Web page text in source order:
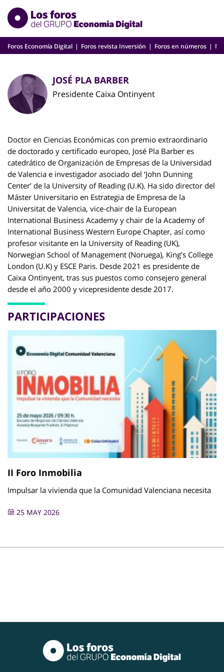
Skip
content
Foros Economía Digital Foros revista Inversión Foros en números
JOSÉ PLA BARBER
Presidente Caixa Ontinyent
Doctor en Ciencias Económicas con premio extraordinario
de doctorado y certificado europeo, José Pla Barber es
catedrático de Organización de Empresas de la Universidad
de Valencia e investigador asociado del ‘John Dunning
Center’ de la University of Reading (U.K). Ha sido director del
Máster Universitario en Estrategia de Empresa de la
Universitat de Valencia, vice-chair de la European
International Business Academy y chair de la Academy of
International Business Western Europe Chapter, así como
profesor visitante en la University of Reading (UK),
Norwegian School of Management (Noruega), King’s College
London (U.K) y ESCE Paris. Desde 2021 es presidente de
Caixa Ontinyent, tras sus puestos como consejero general
desde el año 2000 y vicepresidente desde 2017.
PARTICIPACIONES
II Foro Inmobilia
Impulsar la vivienda que la Comunidad Valenciana necesita
25 MAY 2026